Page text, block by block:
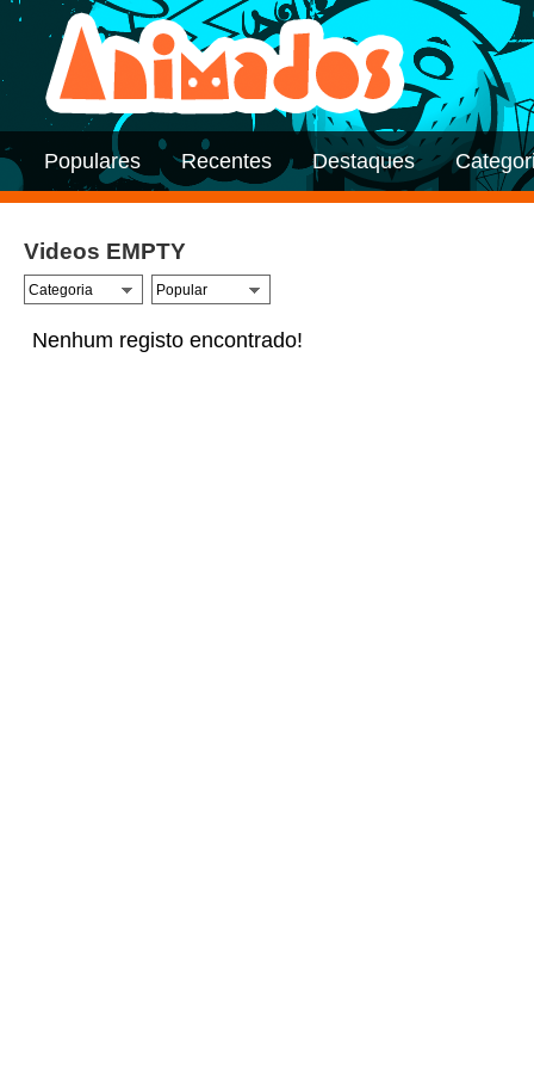
Populares Recentes Destaques
Videos EMPTY
Nenhum registo encontrado!